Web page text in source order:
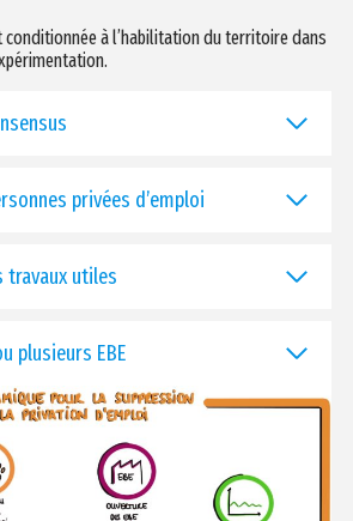
conditionnée à l’habilitation du territoire dans
privées d’emploi
travaux utiles
plusieurs EBE